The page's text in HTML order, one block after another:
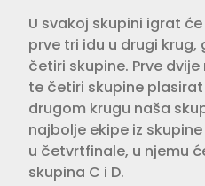
U svakoj skupini igrat
prve tri idu u drugi krug,
četiri skupine. Prve
te četiri skupine
drugom krugu naša
najbolje ekipe iz
u četvrtfinale, u njemu
skupina C i D.